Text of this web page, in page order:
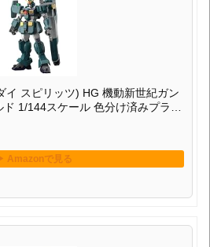
イ スピリッツ) HG 機動新世紀ガン
1/144スケール 色分け済みプラモ